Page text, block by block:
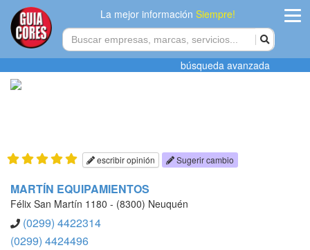
La mejor informaciónSiempre!
Agregar
búsqueda avanzada
escribir opinión Sugerir cambio
MARTÍN EQUIPAMIENTOS
Félix San Martín 1180 - (8300) Neuquén
(0299) 4422314
(0299) 4424496